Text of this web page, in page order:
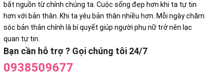
bắt nguồn từ chính chúng ta. Cuộc sống đẹp hơn khi ta tự tin
hơn với bản thân. Khi ta yêu bản thân nhiều hơn. Mỗi ngày chăm
sóc bản thân chính là bí quyết giúp người phụ nữ trở nên lạc
quan tự tin.
Bạn cần hỗ trợ ? Gọi chúng tôi 24/7
0938509677